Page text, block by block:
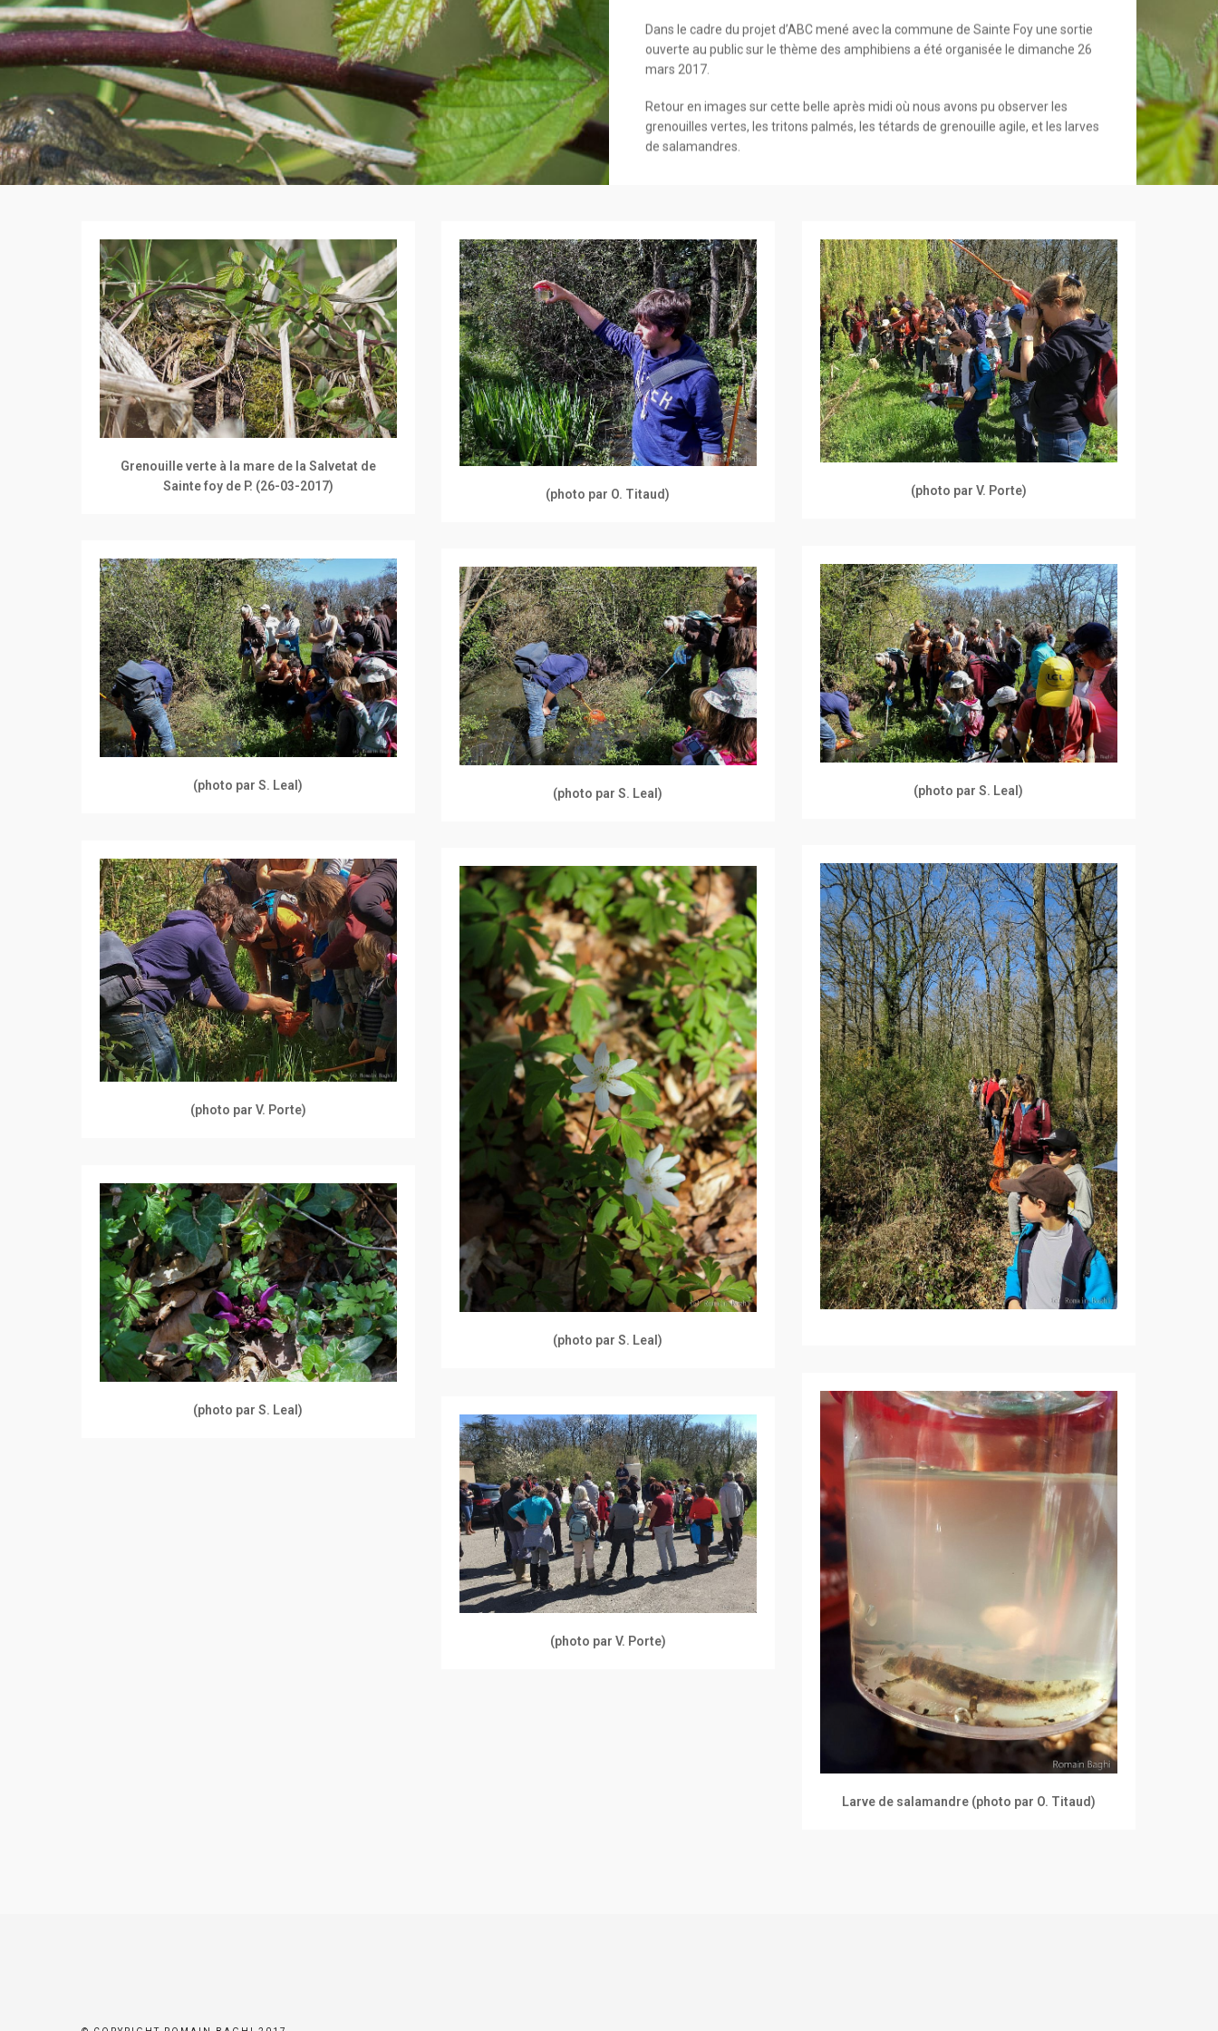
Dans le cadre du projet d’ABC mené avec la commune de Sainte Foy une sortie
ouverte au public sur le thème des amphibiens a été organisée le dimanche 26
mars 2017.
Retour en images sur cette belle après midi où nous avons pu observer les
grenouilles vertes, les tritons palmés, les tétards de grenouille agile, et les larves
de salamandres.
Grenouille verte à la mare de la Salvetat de
Sainte foy de P. (26-03-2017)
(photo par O. Titaud) (photo par V. Porte)
(photo par S. Leal) (photo par S. Leal)
(photo par S. Leal)
(photo par V. Porte)
(photo par S. Leal)
(photo par S. Leal)
Larve de salamandre (photo par O. Titaud)
(photo par V. Porte)